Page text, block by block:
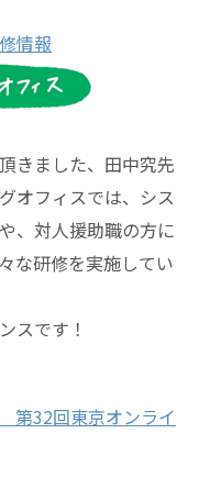
情報
きました、田中究先
オフィスでは、シス
、対人援助職の方に
な研修を実施してい
スです！
第32回東京オンライ